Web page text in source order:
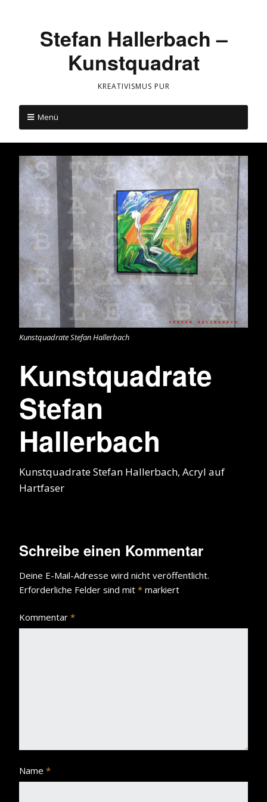
Stefan Hallerbach –
Kunstquadrat
KREATIVISMUS PUR
Menü
Kunstquadrate Stefan Hallerbach
Kunstquadrate
Stefan
Hallerbach
Kunstquadrate Stefan Hallerbach, Acryl auf
Hartfaser
Schreibe einen Kommentar
Deine E-Mail-Adresse wird nicht veröffentlicht.
Erforderliche Felder sind mit * markiert
Kommentar *
Name *